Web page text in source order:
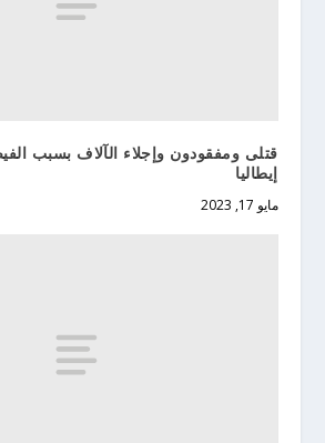
قتلى ومفقودون وإجلاء الآلاف بسبب
إيطاليا
مايو 17, 2023